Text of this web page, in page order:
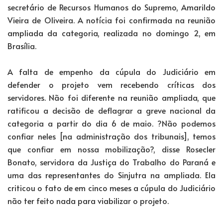
secretário de Recursos Humanos do Supremo, Amarildo
Vieira de Oliveira. A notícia foi confirmada na reunião
ampliada da categoria, realizada no domingo 2, em
Brasília.
A falta de empenho da cúpula do Judiciário em
defender o projeto vem recebendo críticas dos
servidores. Não foi diferente na reunião ampliada, que
ratificou a decisão de deflagrar a greve nacional da
categoria a partir do dia 6 de maio. ?Não podemos
confiar neles [na administração dos tribunais], temos
que confiar em nossa mobilização?, disse Rosecler
Bonato, servidora da Justiça do Trabalho do Paraná e
uma das representantes do Sinjutra na ampliada. Ela
criticou o fato de em cinco meses a cúpula do Judiciário
não ter feito nada para viabilizar o projeto.